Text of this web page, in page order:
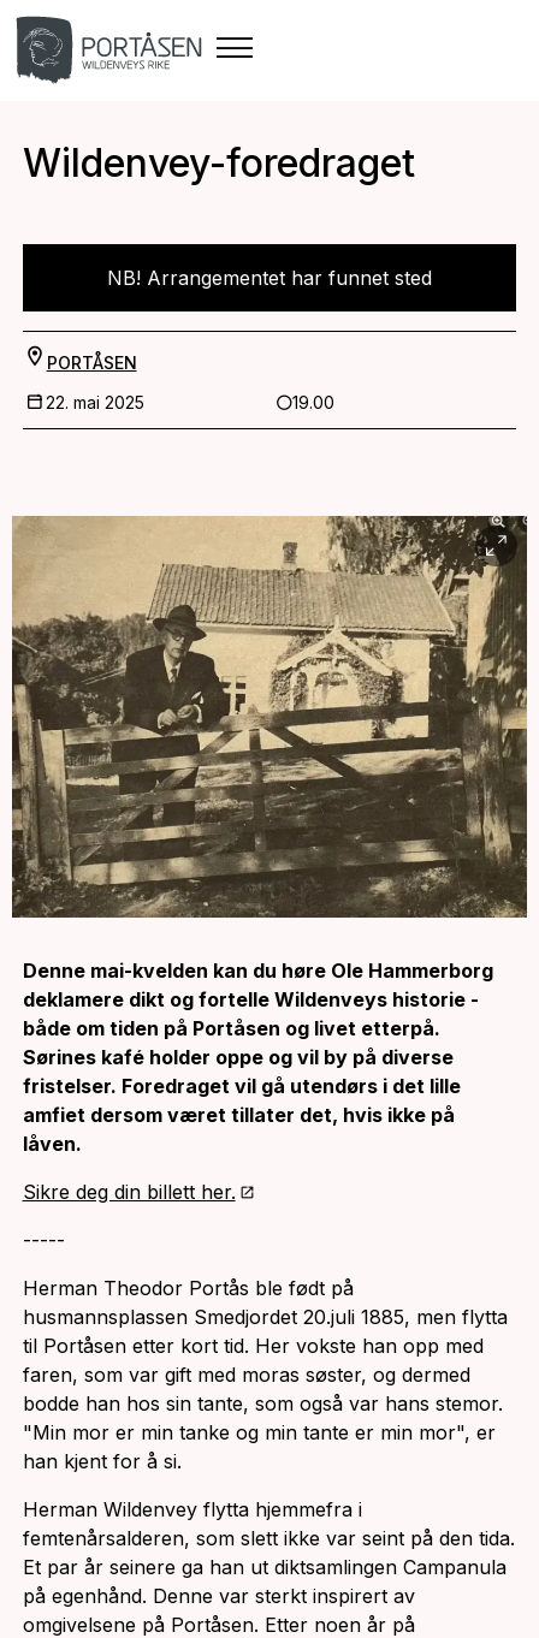
Wildenvey-foredraget
NB! Arrangementet har funnet sted
PORTÅSEN
22. mai 2025
19.00
Denne mai-kvelden kan du høre Ole Hammerborg
deklamere dikt og fortelle Wildenveys historie -
både om tiden på Portåsen og livet etterpå.
Sørines kafé holder oppe og vil by på diverse
fristelser. Foredraget vil gå utendørs i det lille
amfiet dersom været tillater det, hvis ikke på
låven.
Sikre deg din billett her.
-----
Herman Theodor Portås ble født på
husmannsplassen Smedjordet 20.juli 1885, men flytta
til Portåsen etter kort tid. Her vokste han opp med
faren, som var gift med moras søster, og dermed
bodde han hos sin tante, som også var hans stemor.
"Min mor er min tanke og min tante er min mor", er
han kjent for å si.
Herman Wildenvey flytta hjemmefra i
femtenårsalderen, som slett ikke var seint på den tida.
Et par år seinere ga han ut diktsamlingen Campanula
på egenhånd. Denne var sterkt inspirert av
omgivelsene på Portåsen. Etter noen år på